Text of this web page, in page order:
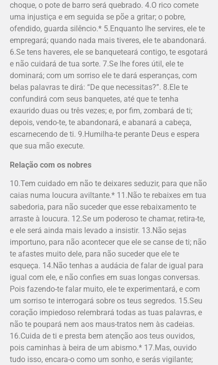
choque, o pote de barro será quebrado. 4.O rico comete
uma injustiça e em seguida se põe a gritar; o pobre,
ofendido, guarda silêncio.* 5.Enquanto lhe servires, ele te
empregará; quando nada mais tiveres, ele te abandonará.
6.Se tens haveres, ele se banqueteará contigo, te esgotará
e não cuidará de tua sorte. 7.Se lhe fores útil, ele te
dominará; com um sorriso ele te dará esperanças, com
belas palavras te dirá: “De que necessitas?”. 8.Ele te
confundirá com seus banquetes, até que te tenha
exaurido duas ou três vezes; e, por fim, zombará de ti;
depois, vendo-te, te abandonará, e abanará a cabeça,
escarnecendo de ti. 9.Humilha-te perante Deus e espera
que sua mão execute.
Relação com os nobres
10.Tem cuidado em não te deixares seduzir, para que não
caias numa loucura aviltante.* 11.Não te rebaixes em tua
sabedoria, para não suceder que esse rebaixamento te
arraste à loucura. 12.Se um poderoso te chamar, retira-te,
e ele será ainda mais levado a insistir. 13.Não sejas
importuno, para não acontecer que ele se canse de ti; não
te afastes muito dele, para não suceder que ele te
esqueça. 14.Não tenhas a audácia de falar de igual para
igual com ele, e não confies em suas longas conversas.
Pois fazendo-te falar muito, ele te experimentará, e com
um sorriso te interrogará sobre os teus segredos. 15.Seu
coração impiedoso relembrará todas as tuas palavras, e
não te poupará nem aos maus-tratos nem às cadeias.
16.Cuida de ti e presta bem atenção aos teus ouvidos,
pois caminhas à beira de um abismo.* 17.Mas, ouvido
tudo isso, encara-o como um sonho, e serás vigilante;